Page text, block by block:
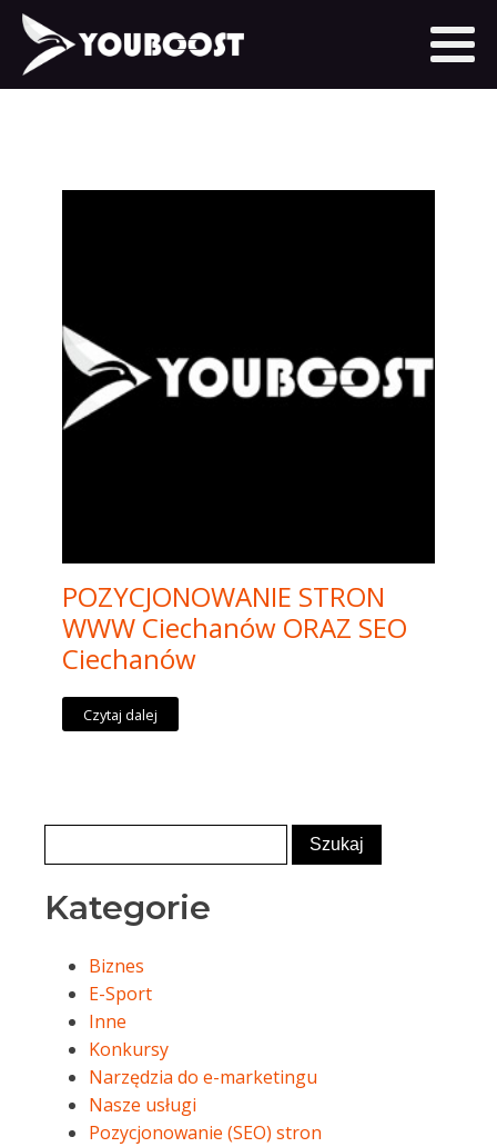
POZYCJONOWANIE STRON
WWW Ciechanów ORAZ SEO
Ciechanów
Czytaj dalej
Kategorie
Biznes
E-Sport
Inne
Konkursy
Narzędzia do e-marketingu
Nasze usługi
Pozycjonowanie (SEO) stron